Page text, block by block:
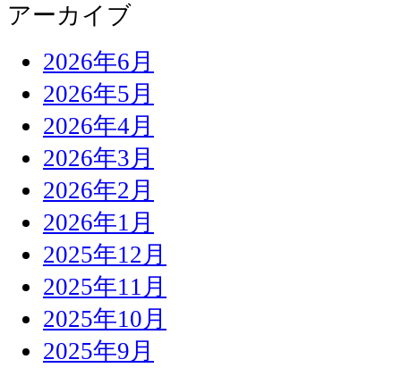
アーカイブ
2026年6月
2026年5月
2026年4月
2026年3月
2026年2月
2026年1月
2025年12月
2025年11月
2025年10月
2025年9月